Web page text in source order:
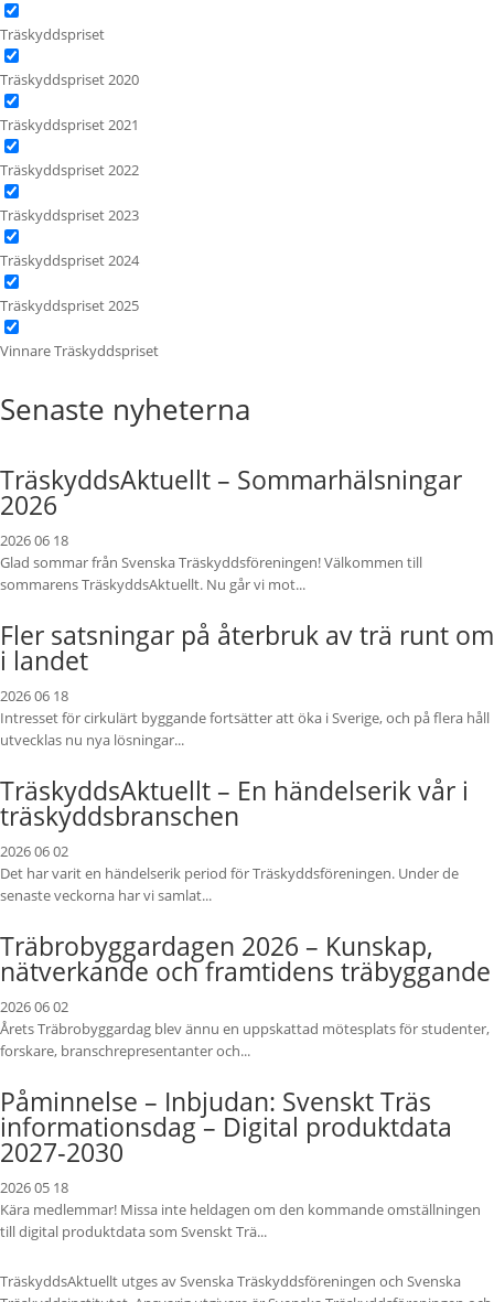
Träskyddspriset
Träskyddspriset 2020
Träskyddspriset 2021
Träskyddspriset 2022
Träskyddspriset 2023
Träskyddspriset 2024
Träskyddspriset 2025
Vinnare Träskyddspriset
Senaste nyheterna
TräskyddsAktuellt – Sommarhälsningar
2026
2026 06 18
Glad sommar från Svenska Träskyddsföreningen! Välkommen till
sommarens TräskyddsAktuellt. Nu går vi mot...
Fler satsningar på återbruk av trä runt om
i landet
2026 06 18
Intresset för cirkulärt byggande fortsätter att öka i Sverige, och på flera håll
utvecklas nu nya lösningar...
TräskyddsAktuellt – En händelserik vår i
träskyddsbranschen
2026 06 02
Det har varit en händelserik period för Träskyddsföreningen. Under de
senaste veckorna har vi samlat...
Träbrobyggardagen 2026 – Kunskap,
nätverkande och framtidens träbyggande
2026 06 02
Årets Träbrobyggardag blev ännu en uppskattad mötesplats för studenter,
forskare, branschrepresentanter och...
Påminnelse – Inbjudan: Svenskt Träs
informationsdag – Digital produktdata
2027‑2030
2026 05 18
Kära medlemmar! Missa inte heldagen om den kommande omställningen
till digital produktdata som Svenskt Trä...
TräskyddsAktuellt utges av Svenska Träskyddsföreningen och Svenska